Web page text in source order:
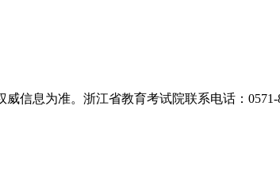
信息为准。浙江省教育考试院联系电话：0571-